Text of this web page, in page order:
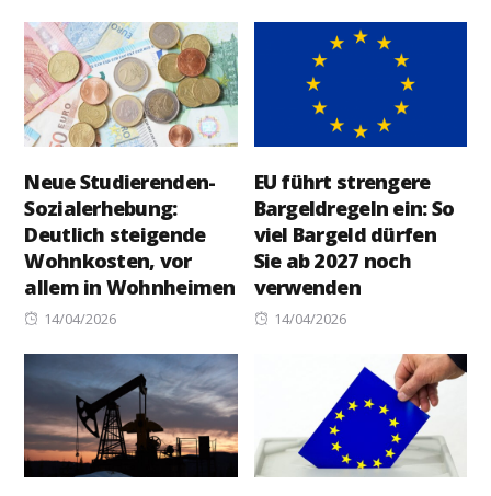
Neue Studierenden-
Sozialerhebung:
Deutlich steigende
Wohnkosten, vor
allem in Wohnheimen
Posted
14/04/2026
EU führt strengere
Bargeldregeln ein: So
viel Bargeld dürfen
Sie ab 2027 noch
verwenden
Posted
14/04/2026